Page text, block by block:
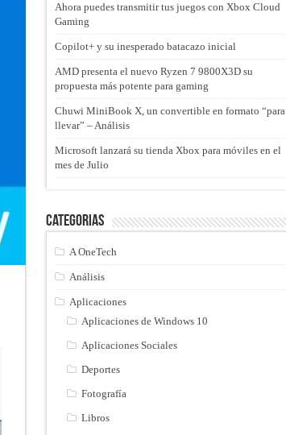
Ahora puedes transmitir tus juegos con Xbox Cloud
Gaming
Copilot+ y su inesperado batacazo inicial
AMD presenta el nuevo Ryzen 7 9800X3D su
propuesta más potente para gaming
Chuwi MiniBook X, un convertible en formato “para
llevar” – Análisis
Microsoft lanzará su tienda Xbox para móviles en el
mes de Julio
Categorias
A OneTech
Análisis
Aplicaciones
Aplicaciones de Windows 10
Aplicaciones Sociales
Deportes
Fotografía
Libros